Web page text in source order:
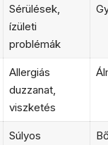
Sérülések,
ízületi
problémák
Allergiás
duzzanat,
viszketés
Súlyos